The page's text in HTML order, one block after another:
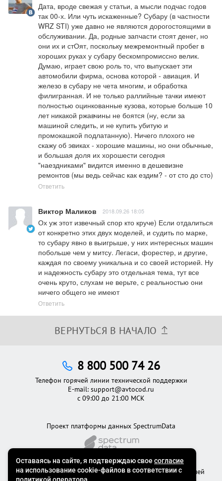
Дата, вроде свежая у статьи, а мысли подчас годов
так 00-х. Или чуть искаженные? Субару (в частности
WRZ STI) уже давно не являются дорогостоящими в
обслуживании. Да, родные запчасти стоят денег, но
они их и стОят, поскольку межремонтный пробег в
хороших руках у субару бескомпромиссно велик.
Думаю, играет свою роль то, что выпускает эти
автомобили фирма, основа которой - авиация. И
железо в субару не чета многим, и обработка
филигранная. И не только раллийные тачки имеют
полностью оцинкованные кузова, которые больше 10
лет никакой ржавчины не боятся (ну, если за
машиной следить, и не купить убитую и
промокашкой подлатанную). Ничего плохого не
скажу об эвиках - хорошие машины, но они обычные,
и большая доля их хорошести сегодня
"наездниками" видится именно в дешевизне
ремонтов (мы ведь сейчас как ездим? - от сто до сто)
Ответить
Виктор Маликов 2018.09.26 18:05
Ох уж этот извечный спор кто круче) Если отдалиться
от конкретно этих двух моделей, и судить по марке,
то субару явно в выигрыше, у них интересных машин
побольше чем у митсу. Легаси, форестер, и другие,
каждая по своему уникальна и со своей историей. Ну
и надежность субару это отдельная тема, тут все
очень круто, слухам не верьте, с реальностью они
ничего общего не имеют
Ответить
ВЕРНУТЬСЯ В НАЧАЛО
©2012 - 2026Официальный сервис проверки автомобилей
Проект платформы данных SpectrumData
8 800 500 74 26
Телефон горячей линии технической поддержки
E-mail: support@avtocod.ru
с 09:00 до 21:00 МСК